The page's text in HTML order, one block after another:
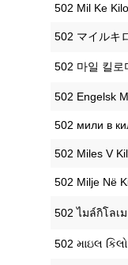
‎502 Mil Ke
‎502 マイルキ
‎502 마일 킬로
‎502 Engelsk
‎502 мили в
‎502 Miles V
‎502 Milje Në
‎502 ไมล์กิโลเ
‎502 માઇલ